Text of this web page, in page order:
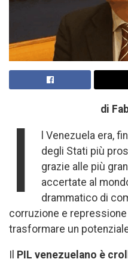
di
I
l Venezuela era,
degli Stati più
grazie alle più
accertate al
drammatico di
corruzione e
trasformare un
PIL venezuelano è